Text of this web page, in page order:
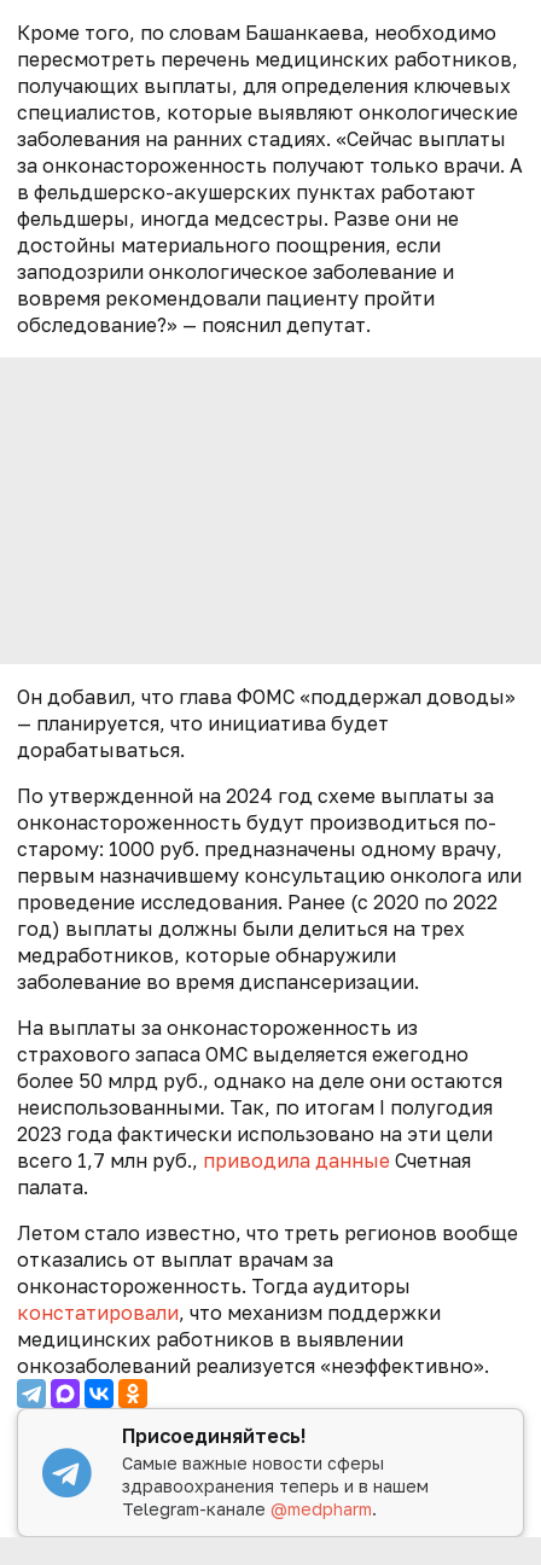
Кроме того, по словам Башанкаева, необходимо
пересмотреть перечень медицинских работников,
получающих выплаты, для определения ключевых
специалистов, которые выявляют онкологические
заболевания на ранних стадиях. «Сейчас выплаты
за онконастороженность получают только врачи. А
в фельдшерско-акушерских пунктах работают
фельдшеры, иногда медсестры. Разве они не
достойны материального поощрения, если
заподозрили онкологическое заболевание и
вовремя рекомендовали пациенту пройти
обследование?» — пояснил депутат.
Он добавил, что глава ФОМС «поддержал доводы»
— планируется, что инициатива будет
дорабатываться.
По утвержденной на 2024 год схеме выплаты за
онконастороженность будут производиться по-
старому: 1000 руб. предназначены одному врачу,
первым назначившему консультацию онколога или
проведение исследования. Ранее (с 2020 по 2022
год) выплаты должны были делиться на трех
медработников, которые обнаружили
заболевание во время диспансеризации.
На выплаты за онконастороженность из
страхового запаса ОМС выделяется ежегодно
более 50 млрд руб., однако на деле они остаются
неиспользованными. Так, по итогам I полугодия
2023 года фактически использовано на эти цели
всего 1,7 млн руб., приводила данные Счетная
палата.
Летом стало известно, что треть регионов вообще
отказались от выплат врачам за
онконастороженность. Тогда аудиторы
констатировали, что механизм поддержки
медицинских работников в выявлении
онкозаболеваний реализуется «неэффективно».
Присоединяйтесь!
Самые важные новости сферы
здравоохранения теперь и в нашем
Telegram-канале@medpharm.